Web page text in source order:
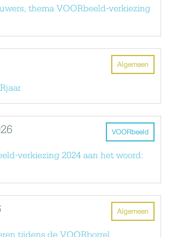
thema VOORbeeld-verkiezing
Algemeen
VOORbeeld
verkiezing 2024 aan het woord:
Algemeen